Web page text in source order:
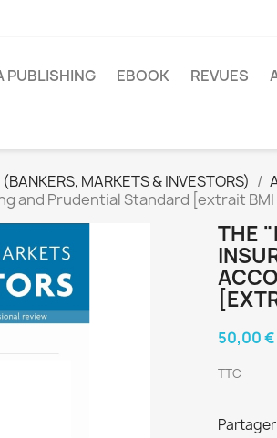
PUBLISHING EBOOK REVUES
MARKETS & INVESTORS)
and Prudential Standard [extrait BMI
THE
50,00 €
TTC
Partager